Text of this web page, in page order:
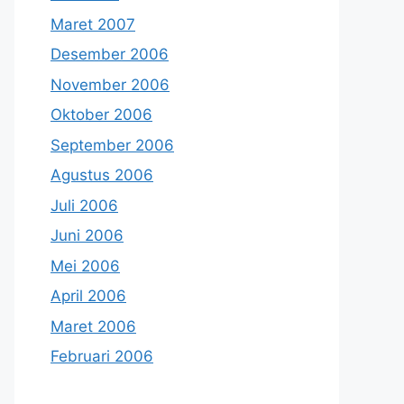
Maret 2007
Desember 2006
November 2006
Oktober 2006
September 2006
Agustus 2006
Juli 2006
Juni 2006
Mei 2006
April 2006
Maret 2006
Februari 2006